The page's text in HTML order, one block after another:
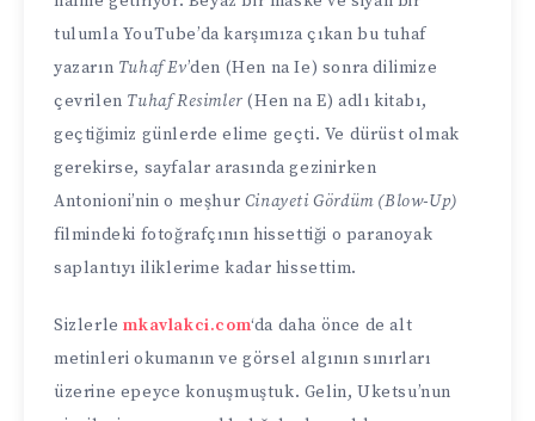
tulumla YouTube’da karşımıza çıkan bu tuhaf
yazarın Tuhaf Ev’den (Hen na Ie) sonra dilimize
çevrilen Tuhaf Resimler (Hen na E) adlı kitabı,
geçtiğimiz günlerde elime geçti. Ve dürüst olmak
gerekirse, sayfalar arasında gezinirken
Antonioni’nin o meşhur Cinayeti Gördüm(Blow-Up)
filmindeki fotoğrafçının hissettiği o paranoyak
saplantıyı iliklerime kadar hissettim.
Sizlerlemkavlakci.com‘da daha önce de alt
metinleri okumanın ve görsel algının sınırları
üzerine epeyce konuşmuştuk. Gelin, Uketsu’nun